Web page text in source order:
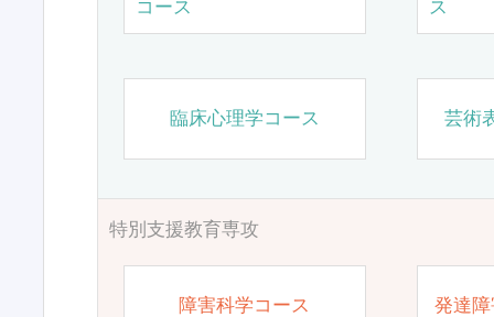
コース
ス
臨床心理学コース 芸術
特別支援教育専攻
障害科学コース 発達